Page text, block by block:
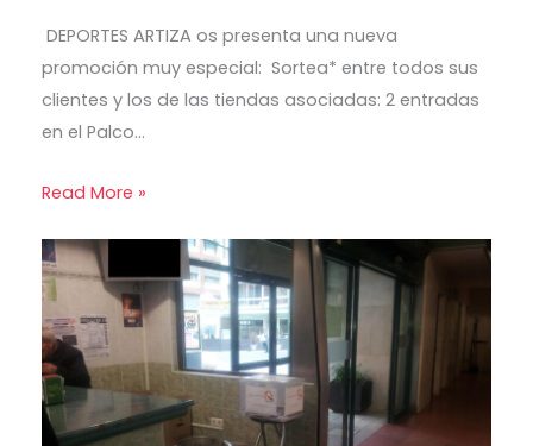
DEPORTES ARTIZA os presenta una nueva
promoción muy especial: Sortea* entre todos sus
clientes y los de las tiendas asociadas: 2 entradas
en el Palco…
Read More »